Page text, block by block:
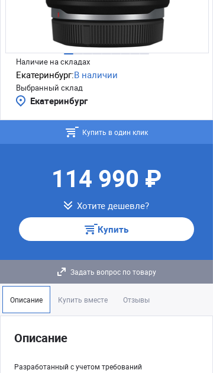
Наличие на складах
Екатеринбург:В наличии
Выбранный склад
Екатеринбург
Купить в один клик
114 990 ₽
Хотите дешевле?
Купить
Задать вопрос по товару
Описание Купить вместе Отзывы
Описание
Разработанный с учетом требований